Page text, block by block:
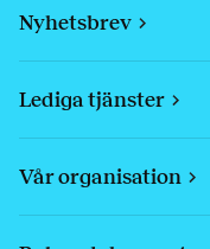
Nyhetsbrev
Lediga tjänster
Vår organisation